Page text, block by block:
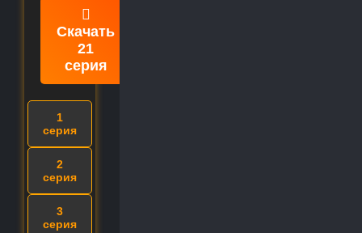
Скачать
21
серия
1
серия
2
серия
3
серия